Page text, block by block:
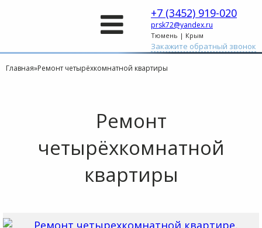
+7 (3452) 919-020
prsk72@yandex.ru
Тюмень | Крым
Закажите обратный звонок
Главная»Ремонт четырёхкомнатной квартиры
Ремонт
четырёхкомнатной
квартиры